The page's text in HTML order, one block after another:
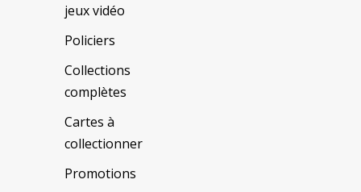
jeux vidéo
Policiers
Collections
complètes
Cartes à
collectionner
Promotions